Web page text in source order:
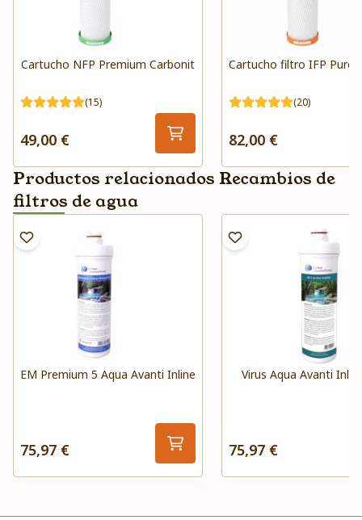
Cartucho NFP Premium Carbonit
(15)
49,00 €
Cartucho filtro IFP Puro
(20)
82,00 €
Productos relacionados Recambios de
filtros de agua
EM Premium 5 Aqua Avanti Inline
75,97 €
Virus Aqua Avanti
75,97 €